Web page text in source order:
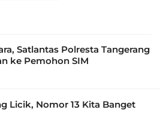
Satlantas Polresta Tangerang
ke Pemohon SIM
Licik, Nomor 13 Kita Banget